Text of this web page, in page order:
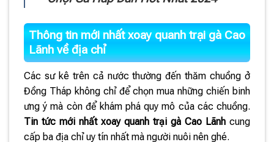
Thông tin mới nhất xoay quanh trại gà Cao
Lãnh về địa chỉ
Các sư kê trên cả nước thường đến thăm chuồng ở
Đồng Tháp không chỉ để chọn mua những chiến binh
ưng ý mà còn để khám phá quy mô của các chuồng.
Tin tức mới nhất xoay quanh trại gà Cao Lãnh cung
cấp ba địa chỉ uy tín nhất mà người nuôi nên ghé.